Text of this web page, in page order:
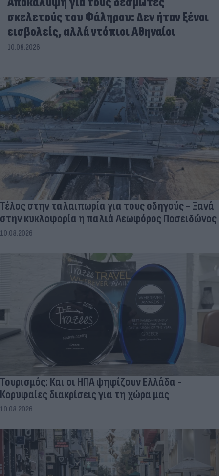
σκελετούς του Φάληρου: Δεν ήταν ξένοι
εισβολείς, αλλά ντόπιοι Αθηναίοι
10.08.2026
Τέλος στην ταλαιπωρία για τους οδηγούς - Ξανά
στην κυκλοφορία η παλιά Λεωφόρος Ποσειδώνος
10.08.2026
Τουρισμός: Και οι ΗΠΑ ψηφίζουν Ελλάδα -
Κορυφαίες διακρίσεις για τη χώρα μας
10.08.2026